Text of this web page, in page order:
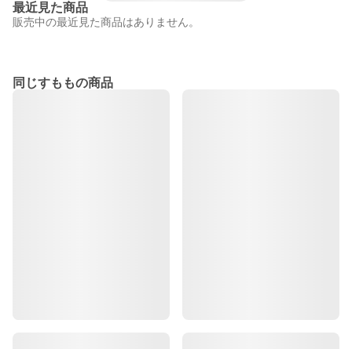
最近見た商品
販売中の最近見た商品はありません。
同じすももの商品